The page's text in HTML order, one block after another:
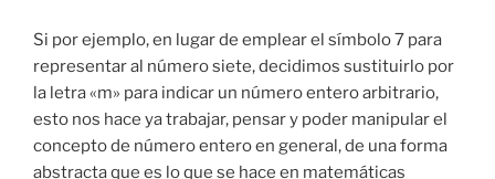
Si por ejemplo, en lugar de emplear el símbolo 7 para
representar al número siete, decidimos sustituirlo por
la letra «m» para indicar un número entero arbitrario,
esto nos hace ya trabajar, pensar y poder manipular el
concepto de número entero en general, de una forma
abstracta que es lo que se hace en matemáticas